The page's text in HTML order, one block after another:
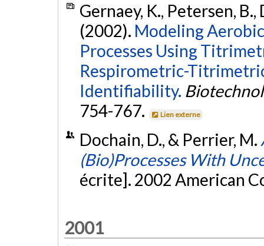
Gernaey, K., Petersen,
(2002). Modeling
Processes Using
Respirometric-
Identifiability.
754-767.
Lien externe
Dochain, D., & Perrier, M.
(Bio)Processes With
écrite]. 2002 American
2001